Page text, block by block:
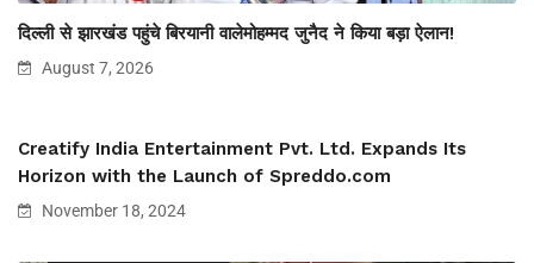
दिल्ली से झारखंड पहुंचे बिरयानी वालेमोहम्मद जुनैद ने किया बड़ा ऐलान!
August 7, 2026
Creatify India Entertainment Pvt. Ltd. Expands Its
Horizon with the Launch of Spreddo.com
November 18, 2024